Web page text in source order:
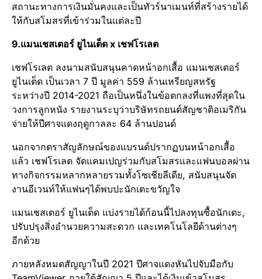
สถานะทางการเงินมั่นคงและเป็นทัวร์​นาเมนท์ที่สร้างรายได้
ให้กับสโมสรที่เข้าร่วมในแต่ละปี​
9.แมนเชสเตอร์​ ยูไนเต็ด x เชฟโรเลต​
เชฟโรเลต​ ลงนามสนับสนุน​คาดหน้าอกเสื้อ แมนเชสเตอร์​
ยูไนเต็ด​ เป็นเวลา​ 7​ ปี​ มูลค่า​ 559​ ล้านเหรียญสหรัฐ​
ระหว่างปี​ 2014-2021​ ถือเป็นหนึ่งในข้อตกลงที่แพงที่สุดใน
วงการลูกหนัง​ รายงานระบุว่าบริษัทรถยนต์สัญชาติอเมริกัน​
จ่ายให้ปีศาจแดงฤดูกาลละ 64​ ล้านปอนด์​
นอกจากตราสัญลักษณ์​ของแบรนด์ปรากฏบนหน้าอกเสื้อ
แล้ว​ เชฟโรเลต​ จัดแคมเปญ​ร่วมกับสโมสรและแฟนบอลผ่าน
ทางกิจกรรมหลากหลายรวมทั้งโซเชียลีเดีย, สนับสนุนจัด
งานอีเวนท์ให้แฟนๆได้พบปะนักเตะขวัญใจ​
แมนเชสเตอร์​ ยูไนเต็ด​ แบ่งรายได้ก้อนนี้ไปลงทุนซื้อนักเตะ,
ปรับปรุงสิ่งอำนวยความสะดวก​ และเทคโนโลยีด้านต่างๆ​
อีกด้วย
ภายหลังหมดสัญญา​ในปี 2021 ปีศาจแดง​หันไปจับมือกับ​